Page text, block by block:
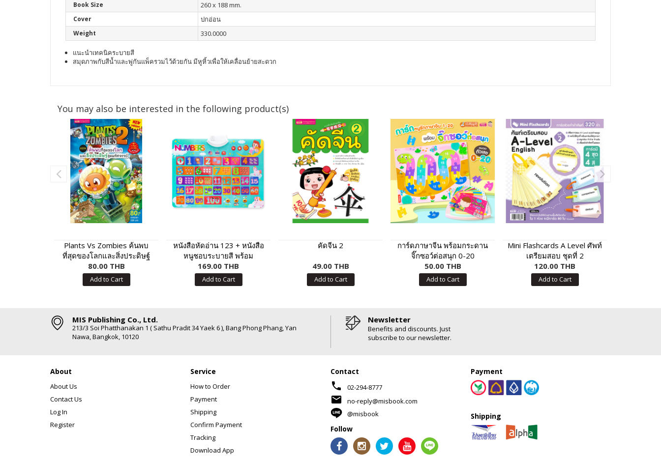
Book Size 260 x 188 mm.
Cover ปกอ่อน
Weight 330.0000
แนะนำเทคนิคระบายสี
สมุดภาพกับสีน้ำและพู่กันแพ็ครวมไว้ด้วยกัน มีหูหิ้วเพื่อให้เคลื่อนย้ายสะดวก
You may also be interested in the following product(s)
Plants Vs Zombies ค้นพบ
ที่สุดของโลกและสิ่งประดิษฐ์
สุดมหัศจรรย์
80.00 THB
Add to Cart
หนังสือหัดอ่าน 123 + หนังสือ
หนูชอบระบายสี พร้อม
โปสเตอร์พูดได้ 123 กดแล้วมี
เสียงด้วย
169.00 THB
Add to Cart
คัดจีน 2
49.00 THB
Add to Cart
การ์ดภาษาจีน พร้อมกระดาน
จิ๊กซอว์ต่อสนุก 0-20
50.00 THB
Add to Cart
Mini Flashcards A Level ศัพท์
เตรียมสอบ ชุดที่ 2
120.00 THB
Add to Cart
MIS Publishing Co., Ltd.
213/3 Soi Phatthanakan 1 ( Sathu Pradit 34 Yaek 6 ), Bang Phong Phang, Yan
Nawa, Bangkok, 10120
Newsletter
Benefits and discounts. Just
subscribe to our newsletter.
About
About Us
Contact Us
Log In
Register
Service
How to Order
Payment
Shipping
Confirm Payment
Tracking
Download App
Contact
phone 02-294-8777
mail
no-reply@misbook.com
@misbook
Follow
Payment
Shipping